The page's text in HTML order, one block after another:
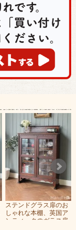
ステンドグラス扉のお
しゃれな本棚、英国ア
ンティークのガラス扉